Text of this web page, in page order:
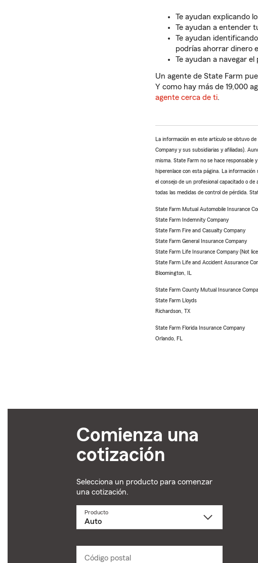
Te ayudan explicando
Te ayudan a entender
Te ayudan
podrías ahorrar dinero
Te ayudan a navegar el
Un agente de State Farm
Y como hay más de 19,000
agente cerca de ti.
La información en este artículo se obtuvo
Company y sus subsidiarias y afiliadas).
misma. State Farm no se hace responsable
hiperenlace con esta página. La
el consejo de un profesional capacitado o
todas las medidas de control de pérdida.
State Farm Mutual Automobile Insurance
State Farm Indemnity Company
State Farm Fire and Casualty Company
State Farm General Insurance Company
State Farm Life Insurance Company (Not
State Farm Life and Accident Assurance
Bloomington, IL
State Farm County Mutual Insurance
State Farm Lloyds
Richardson, TX
State Farm Florida Insurance Company
Orlando, FL
Comienza una
cotización
Selecciona un producto para comenzar
una cotización.
Producto
dropdown
Código postal